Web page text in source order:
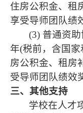
住房公积金、租
享受导师团队绩
(3) 普通资
年(税前，含国
房公积金、租房
受导师团队绩效
三、其他支持
学校在人才